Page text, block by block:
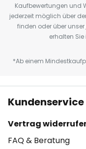
Kaufbewertungen und
jederzeit möglich über
finden oder über unser
erhalten Sie
*Ab einem
Kundenservice
Vertrag
FAQ & Beratung